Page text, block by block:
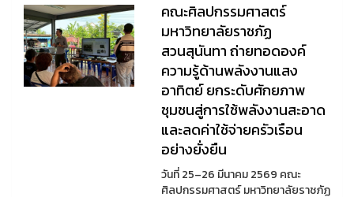
คณะศิลปกรรมศาสตร์
มหาวิทยาลัยราชภัฏ
สวนสุนันทา ถ่ายทอดองค์
ความรู้ด้านพลังงานแสง
อาทิตย์ ยกระดับศักยภาพ
ชุมชนสู่การใช้พลังงานสะอาด
และลดค่าใช้จ่ายครัวเรือน
อย่างยั่งยืน
วันที่ 25–26 มีนาคม 2569 คณะ
ศิลปกรรมศาสตร์ มหาวิทยาลัยราชภัฏ